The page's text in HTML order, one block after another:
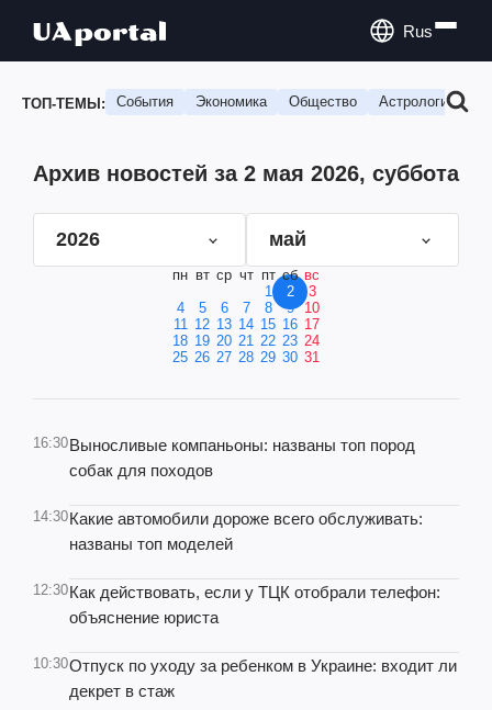
Rus
ТОП-ТЕМЫ: События Экономика Общество Астрология
Архив новостей за 2 мая 2026, суббота
2026 май
пн вт ср чт пт сб вс
1
2
3
4
5 6 7 8 9
10
11 12 13 14 15 16 17
18 19 20 21 22 23 24
25 26 27 28 29 30 31
16:30Выносливые компаньоны: названы топ пород
собак для походов
14:30Какие автомобили дороже всего обслуживать:
названы топ моделей
12:30Как действовать, если у ТЦК отобрали телефон:
объяснение юриста
10:30Отпуск по уходу за ребенком в Украине: входит ли
декрет в стаж